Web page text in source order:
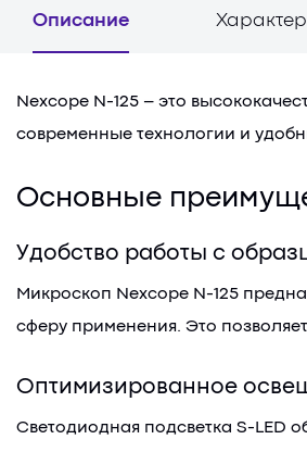
Описание
Nexcope N-125 – это
современные технологии и
Основные
Удобство работы с
Микроскоп Nexcope N-125
сферу применения. Это
Оптимизированное
Светодиодная подсветка S-LED